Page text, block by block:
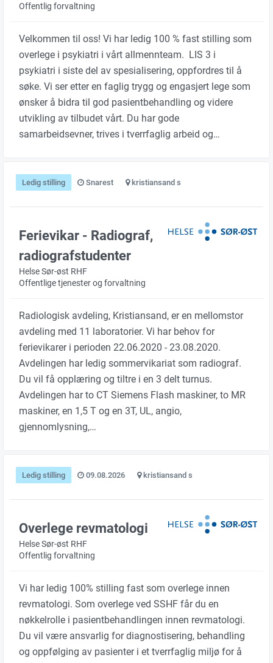
Offentlig forvaltning
Velkommen til oss! Vi har ledig 100 % fast stilling som
overlege i psykiatri i vårt allmennteam. LIS 3 i
psykiatri i siste del av spesialisering, oppfordres til å
søke. Vi ser etter en faglig trygg og engasjert lege som
ønsker å bidra til god pasientbehandling og videre
utvikling av tilbudet vårt. Du har gode
samarbeidsevner, trives i tverrfaglig arbeid og…
Ledig stilling Snarest kristiansand s
Ferievikar - Radiograf,
radiografstudenter
Helse Sør-øst RHF
Offentlige tjenester og forvaltning
Radiologisk avdeling, Kristiansand, er en mellomstor
avdeling med 11 laboratorier. Vi har behov for
ferievikarer i perioden 22.06.2020 - 23.08.2020.
Avdelingen har ledig sommervikariat som radiograf.
Du vil få opplæring og tiltre i en 3 delt turnus.
Avdelingen har to CT Siemens Flash maskiner, to MR
maskiner, en 1,5 T og en 3T, UL, angio,
gjennomlysning,…
Ledig stilling 09.08.2026 kristiansand s
Overlege revmatologi
Helse Sør-øst RHF
Offentlig forvaltning
Vi har ledig 100% stilling fast som overlege innen
revmatologi. Som overlege ved SSHF får du en
nøkkelrolle i pasientbehandlingen innen revmatologi.
Du vil være ansvarlig for diagnostisering, behandling
og oppfølging av pasienter i et tverrfaglig miljø for å